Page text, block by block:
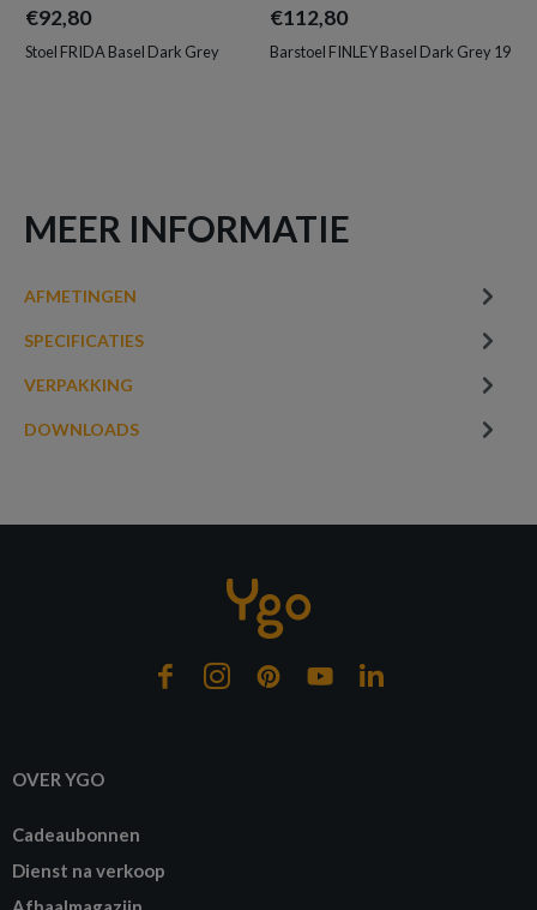
€92,80
Stoel FRIDA Basel Dark Grey
€112,80
Barstoel FINLEY Basel Dark Grey 19
MEER INFORMATIE
AFMETINGEN
SPECIFICATIES
VERPAKKING
DOWNLOADS
OVER YGO
Cadeaubonnen
Dienst na verkoop